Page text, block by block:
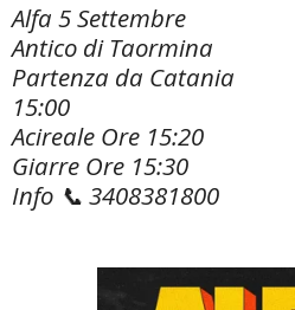
Alfa 5
Antico di
Partenza da
15:00
Acireale Ore 15:20
Giarre Ore 15:30
Info 📞 3408381800